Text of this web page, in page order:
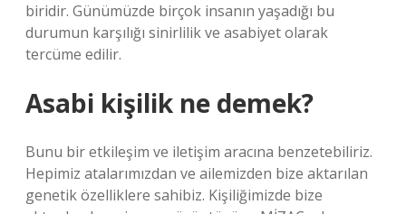
biridir. Günümüzde birçok insanın yaşadığı bu
durumun karşılığı sinirlilik ve asabiyet olarak
tercüme edilir.
Asabi kişilik ne demek?
Bunu bir etkileşim ve iletişim aracına benzetebiliriz.
Hepimiz atalarımızdan ve ailemizden bize aktarılan
genetik özelliklere sahibiz. Kişiliğimizde bize